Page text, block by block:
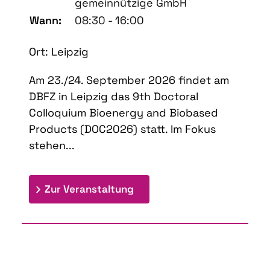
gemeinnützige GmbH
Wann:
08:30 - 16:00
Ort: Leipzig
Am 23./24. September 2026 findet am
DBFZ in Leipzig das 9th Doctoral
Colloquium Bioenergy and Biobased
Products (DOC2026) statt. Im Fokus
stehen...
Zur Veranstaltung